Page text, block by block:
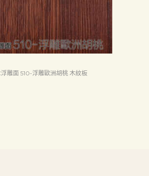
雕面 510-浮雕歐洲胡桃 木紋板